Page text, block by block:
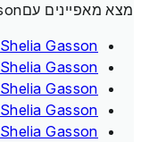
מצא מאפיינים עםShelia Gasson.
Shelia Gasson : בתים למכירה
Shelia Gasson : בתים להשכרה
Shelia Gasson : מסחרי למכירה
Shelia Gasson : מסחרי להשכרה
Shelia Gasson : קרקע למכירה